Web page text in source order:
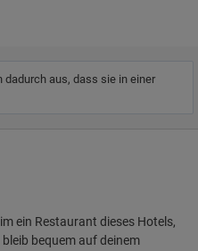
aus, dass sie in einer
ein Restaurant dieses Hotels,
bequem auf deinem